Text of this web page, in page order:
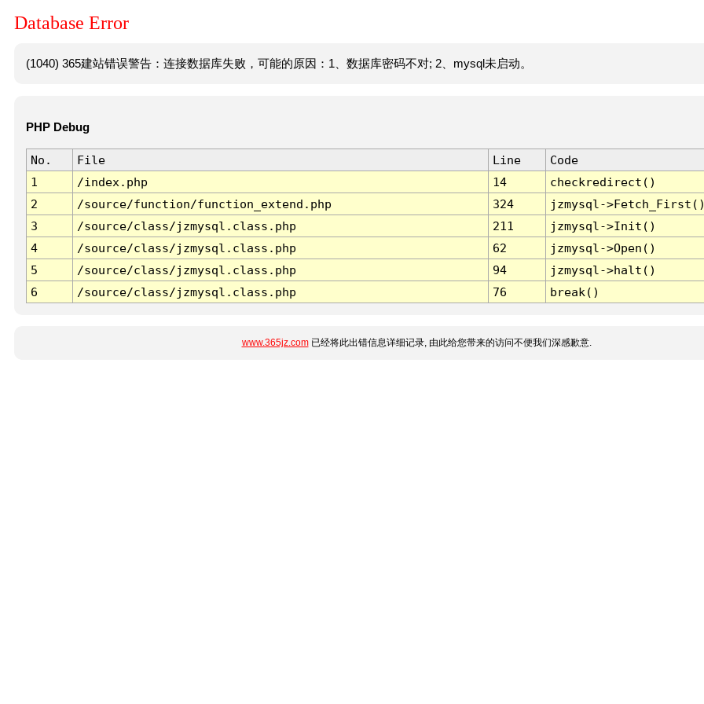
Database Error
(1040) 365建站错误警告：连接数据库失败，可能的原因：1、数据库密码不对; 2、mysql未启动。
PHP Debug
No. File Line
Code
1
/index.php 14
checkredirect()
2
/source/function/function_extend.php 324
jzmysql-
3
/source/class/jzmysql.class.php 211
jzmysql->Init()
4
/source/class/jzmysql.class.php 62
jzmysql->Open()
5
/source/class/jzmysql.class.php 94
jzmysql->halt()
6
/source/class/jzmysql.class.php 76 break()
www.365jz.com已经将此出错信息详细记录, 由此给您带来的访问不便我们深感歉意.